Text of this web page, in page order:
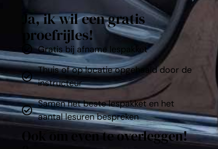
Ja, ik wil een gratis
proefrijles!
Gratis bij afname lespakket
Thuis of op locatie opgehaald door de
instructeur
Samen het beste lespakket en het
aantal lesuren bespreken
Ook om even te overleggen!